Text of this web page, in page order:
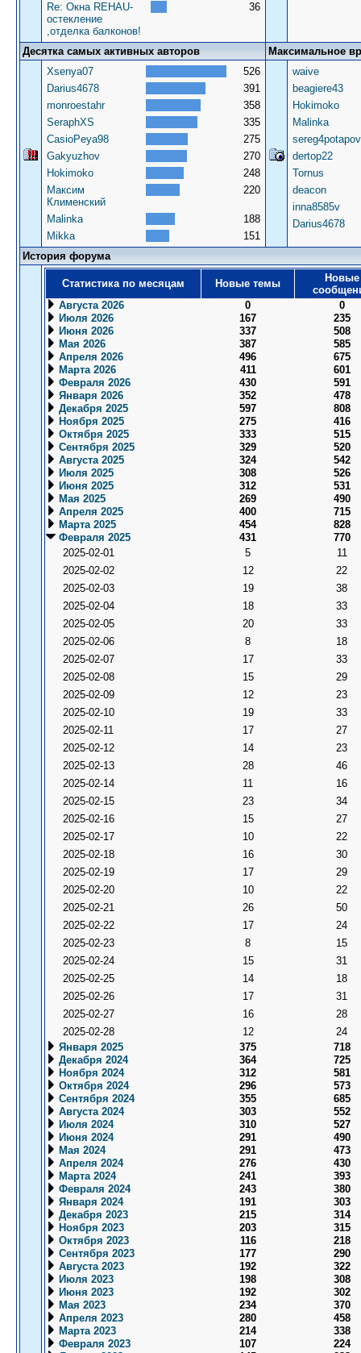
Re: Окна REHAU-
остекление
,отделка балконов!
36
Десятка самых активных авторов
Максимальное
Xsenya07
526
Darius4678
391
monroestahr
358
SeraphXS
335
CasioPeya98
275
Gakyuzhov
270
Hokimoko
248
Максим
Клименский
220
Malinka
188
Mikka
151
waive
beagiere43
Hokimoko
Malinka
sereg4potapov
dertop22
Tornus
deacon
inna8585v
Darius4678
История форума
Статистика по месяцам Новые темы
Новые
Августа 2026
0
0
Июля 2026
167
235
Июня 2026
337
508
Мая 2026
387
585
Апреля 2026
496
675
Марта 2026
411
601
Февраля 2026
430
591
Января 2026
352
478
Декабря 2025
597
808
Ноября 2025
275
416
Октября 2025
333
515
Сентября 2025
329
520
Августа 2025
324
542
Июля 2025
308
526
Июня 2025
312
531
Мая 2025
269
490
Апреля 2025
400
715
Марта 2025
454
828
Февраля 2025
431
770
2025-02-01
5
11
2025-02-02
12
22
2025-02-03
19
38
2025-02-04
18
33
2025-02-05
20
33
2025-02-06
8
18
2025-02-07
17
33
2025-02-08
15
29
2025-02-09
12
23
2025-02-10
19
33
2025-02-11
17
27
2025-02-12
14
23
2025-02-13
28
46
2025-02-14
11
16
2025-02-15
23
34
2025-02-16
15
27
2025-02-17
10
22
2025-02-18
16
30
2025-02-19
17
29
2025-02-20
10
22
2025-02-21
26
50
2025-02-22
17
24
2025-02-23
8
15
2025-02-24
15
31
2025-02-25
14
18
2025-02-26
17
31
2025-02-27
16
28
2025-02-28
12
24
Января 2025
375
718
Декабря 2024
364
725
Ноября 2024
312
581
Октября 2024
296
573
Сентября 2024
355
685
Августа 2024
303
552
Июля 2024
310
527
Июня 2024
291
490
Мая 2024
291
473
Апреля 2024
276
430
Марта 2024
241
393
Февраля 2024
243
380
Января 2024
191
303
Декабря 2023
215
314
Ноября 2023
203
315
Октября 2023
116
218
Сентября 2023
177
290
Августа 2023
192
322
Июля 2023
198
308
Июня 2023
192
302
Мая 2023
234
370
Апреля 2023
280
458
Марта 2023
214
338
Февраля 2023
107
224